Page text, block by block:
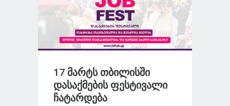
17 Მარტს Თბილისში
Დასაქმების Ფესტივალი
Ჩატარდება